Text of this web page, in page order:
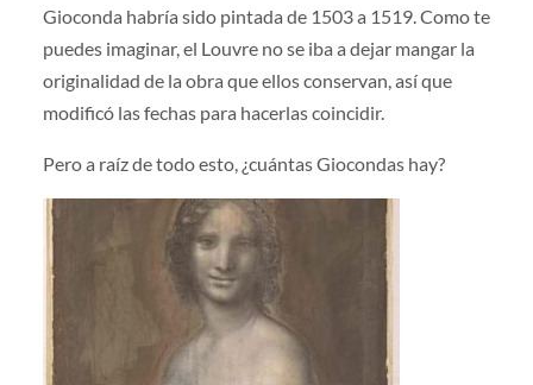
Gioconda habría sido pintada de 1503 a 1519. Como te
puedes imaginar, el Louvre no se iba a dejar mangar la
originalidad de la obra que ellos conservan, así que
modificó las fechas para hacerlas coincidir.
Pero a raíz de todo esto, ¿cuántas Giocondas hay?